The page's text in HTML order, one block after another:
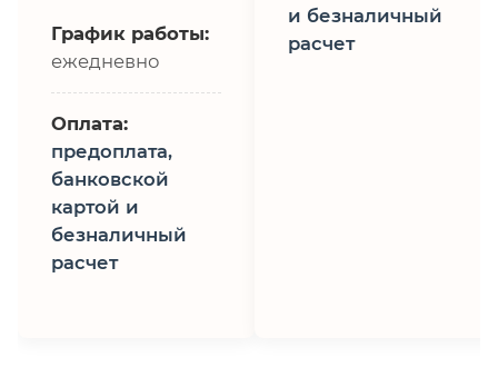
График работы:
ежедневно
Оплата:
предоплата,
банковской
картой и
безналичный
расчет
и безналичный
расчет